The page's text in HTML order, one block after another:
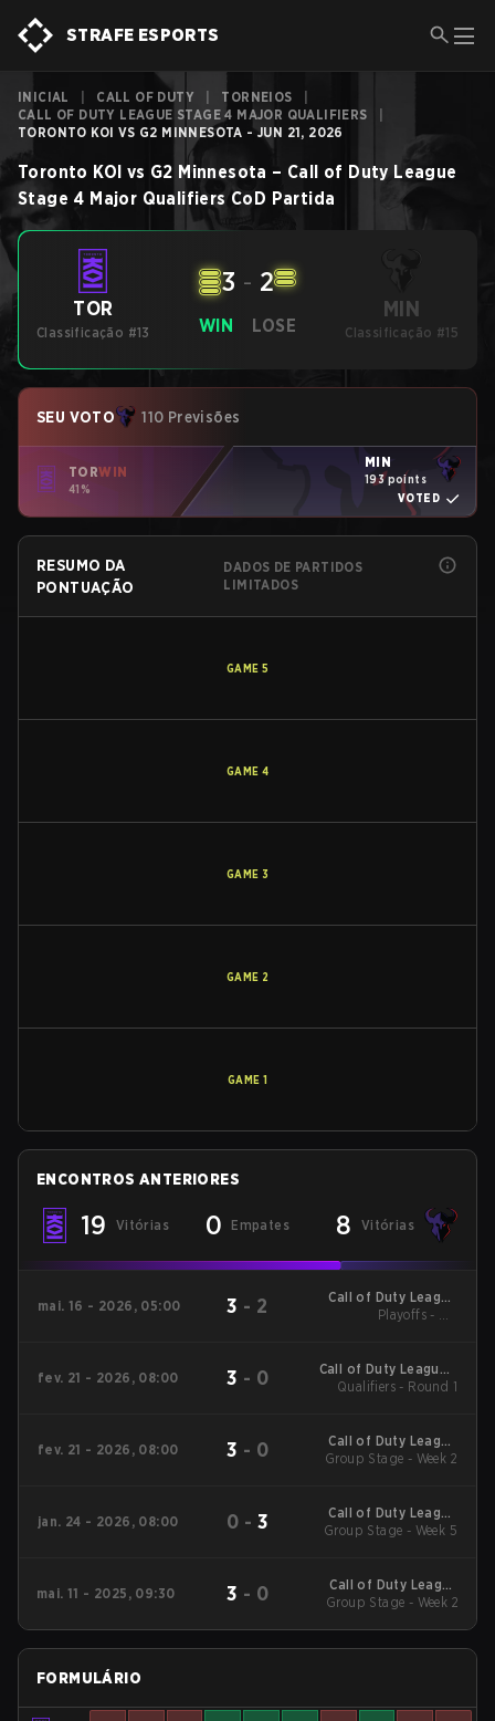
STRAFE ESPORTS
INICIAL CALL OF DUTY TORNEIOS
CALL OF DUTY LEAGUE STAGE 4 MAJOR QUALIFIERS
TORONTO KOI VS G2 MINNESOTA - JUN 21, 2026
Toronto KOI vs G2 Minnesota – Call of Duty League
Stage 4 Major Qualifiers CoD Partida
TOR
Classificação #13 WIN
3 - 2
LOSE
MIN
Classificação #15
SEU VOTO 110 Previsões
TORWIN
41%
MIN
193 points
VOTED
RESUMO DA
PONTUAÇÃO
DADOS DE PARTIDOS
LIMITADOS
GAME 5
GAME 4
GAME 3
GAME 2
GAME 1
ENCONTROS ANTERIORES
19 Vitórias 0 Empates 8 Vitórias
mai. 16 - 2026, 05:00 3 - 2
Call of Duty League
Major 3
Playoffs - UB
fev. 21 - 2026, 08:00 3 - 0
Call of Duty League -
Call of Duty League
Qualifiers - Round 1
fev. 21 - 2026, 08:00 3 - 0
Call of Duty League
2026 Regular Season
Group Stage - Week 2
jan. 24 - 2026, 08:00 0 - 3
Call of Duty League
2026 Regular Season
Group Stage - Week 5
mai. 11 - 2025, 09:30 3 - 0
Call of Duty League
2025 Regular Season
Group Stage - Week 2
FORMULÁRIO